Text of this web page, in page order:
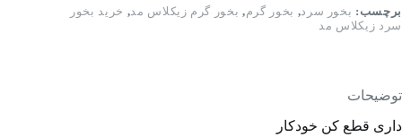
برچسب: بخور سرد, بخور گرم, بخور گرم زیکلاس مد, خرید بخور
سرد زیکلاس مد
توضیحات
داری قطع کن خودکار